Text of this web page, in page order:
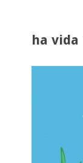
ha vida